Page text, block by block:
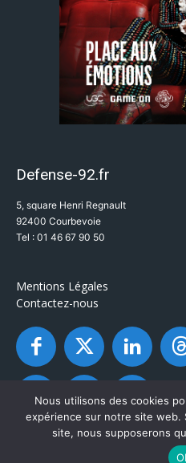
Defense-92.fr
5, square Henri Regnault
92400 Courbevoie
Tel : 01 46 67 90 50
Mentions Légales
Contactez-nous
Nous utilisons des cookies
expérience sur notre site web.
site, nous supposerons